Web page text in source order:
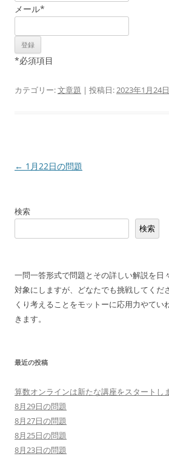
メール*
*必須項目
カテゴリー:文章題 | 投稿日:2023年1月24日
投
ビ
ョ
ン
← 1月22日の問題
検索
検索
一問一答形式で問題とその詳しい解説を日
対象にしますが、どなたでも挑戦してくだ
くり考えることをモットーに応用力やてい
きます。
最近の投稿
算数オンラインは新たな講座をスタートし
8月29日の問題
8月27日の問題
8月25日の問題
8月23日の問題